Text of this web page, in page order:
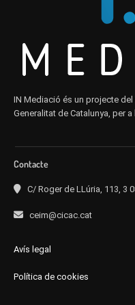
IN Mediació és un projecte del
Generalitat de Catalunya, per
Contacte
C/ Roger de LLúria, 113, 3
ceim@cicac.cat
Avís legal
Política de cookies